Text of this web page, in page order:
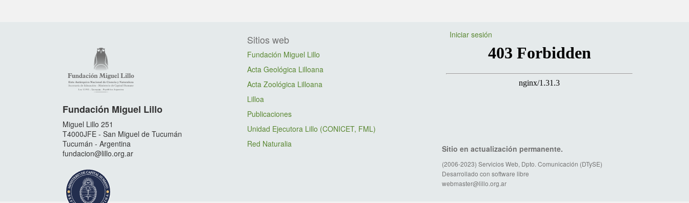
Fundación Miguel Lillo
Miguel Lillo 251
T4000JFE - San Miguel de Tucumán
Tucumán - Argentina
fundacion@lillo.org.ar
Sitios web
Fundación Miguel Lillo
Acta Geológica Lilloana
Acta Zoológica Lilloana
Lilloa
Publicaciones
Unidad Ejecutora Lillo (CONICET, FML)
Red Naturalia
Iniciar sesión
Sitio en actualización permanente.
(2006-2023) Servicios Web, Dpto. Comunicación (DTySE)
Desarrollado con software libre
webmaster@lillo.org.ar